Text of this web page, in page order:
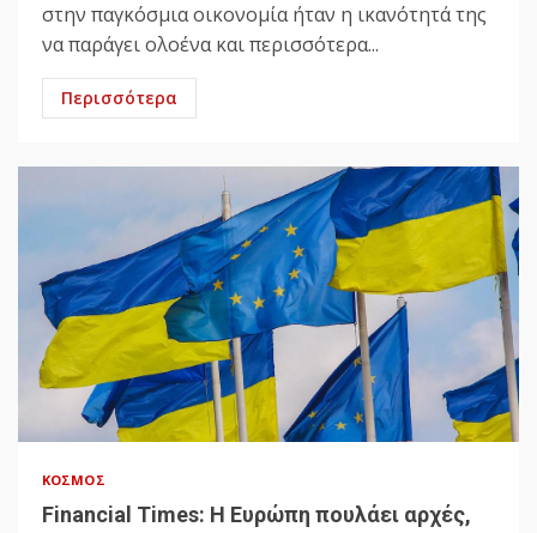
στην παγκόσμια οικονομία ήταν η ικανότητά της
να παράγει ολοένα και περισσότερα...
Περισσότερα
ΚΌΣΜΟΣ
Financial Times: Η Ευρώπη πουλάει αρχές,